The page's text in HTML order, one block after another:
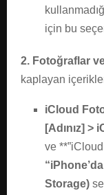
için bu
2. Fotoğraflar
kaplayan
iCloud
[Adınız] >
ve **”iCloud
Storage)